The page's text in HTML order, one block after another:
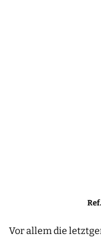
Vor allem die